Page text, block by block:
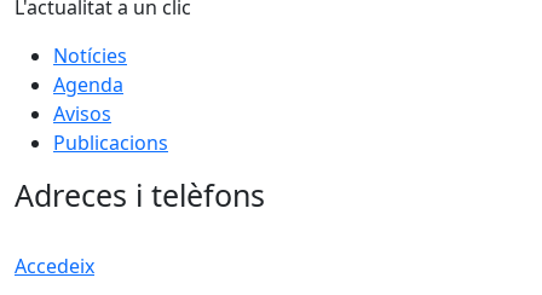
L'actualitat a un clic
Notícies
Agenda
Avisos
Publicacions
Adreces i telèfons
Accedeix